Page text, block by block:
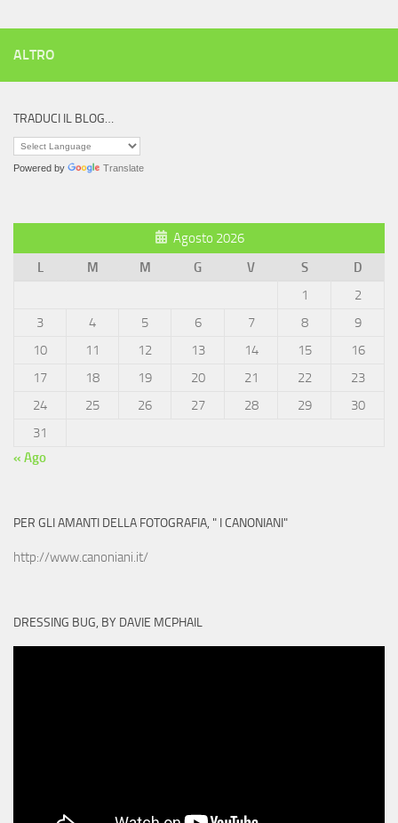
ALTRO
TRADUCI IL BLOG…
Powered by Translate
Agosto 2026
L
M M G V S
D
1
2
3
4 5 6 7 8
9
10
11 12 13 14 15
16
17
18 19 20 21 22
23
24
25 26 27 28 29
30
31
« Ago
PER GLI AMANTI DELLA FOTOGRAFIA, " I CANONIANI"
http://www.canoniani.it/
DRESSING BUG, BY DAVIE MCPHAIL